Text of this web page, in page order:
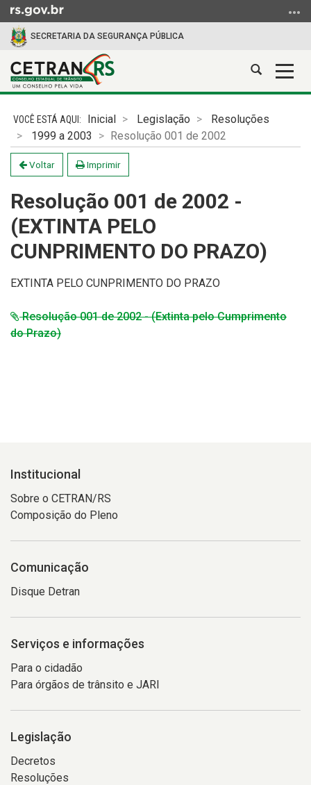
para
para
menu
para
busca
SECRETARIA DA SEGURANÇA PÚBLICA
Abrir
conteúdo
Inicial Legislação
Resoluções
1999 a 2003
Resolução 001 de 2002
Voltar Imprimir
Resolução 001 de 2002 -
(EXTINTA PELO
CUNPRIMENTO DO PRAZO)
EXTINTA PELO CUNPRIMENTO DO PRAZO
Resolução 001 de 2002 - (Extinta pelo Cumprimento
do Prazo)
Institucional
Sobre o CETRAN/RS
Composição do Pleno
Comunicação
Disque Detran
Serviços e informações
Para o cidadão
Para órgãos de trânsito e JARI
Legislação
Decretos
Resoluções